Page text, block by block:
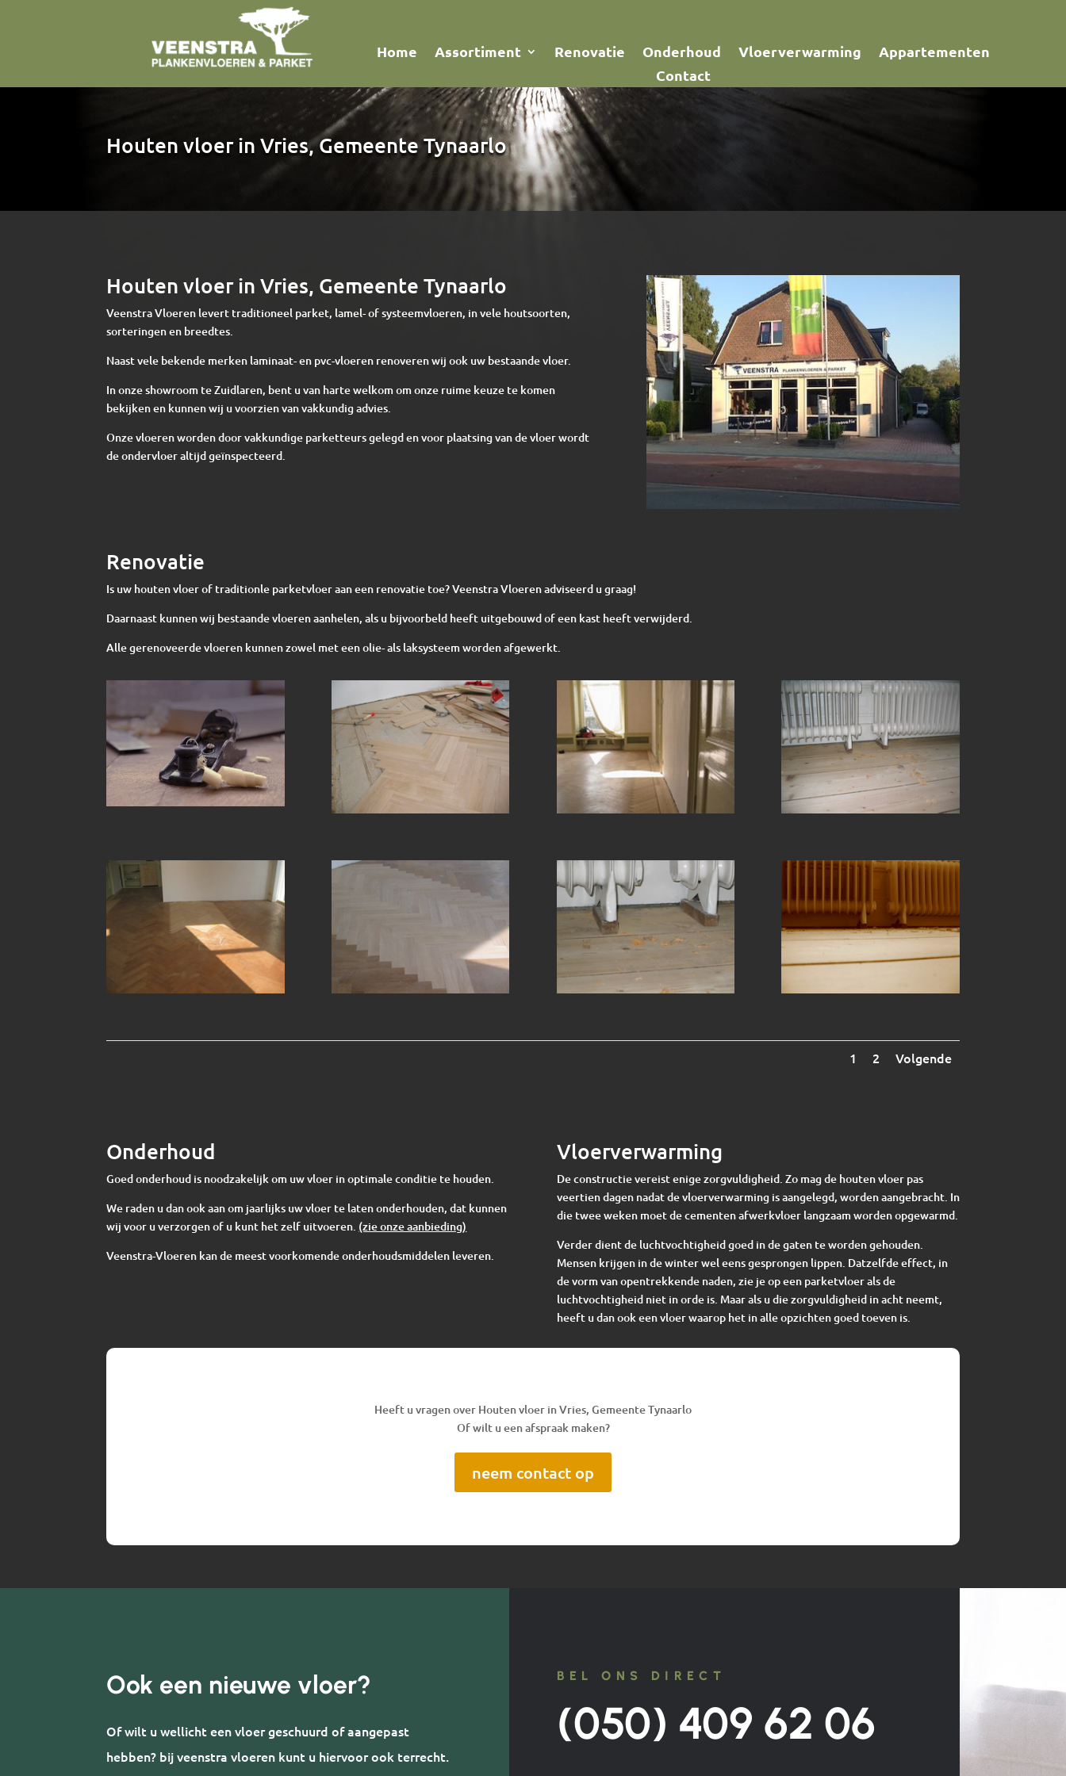
Home Assortiment Renovatie Onderhoud Vloerverwarming
Appartementen
Contact
Houten vloer in Vries, Gemeente Tynaarlo
Houten vloer in Vries, Gemeente Tynaarlo
Veenstra Vloeren levert traditioneel parket, lamel- of systeemvloeren, in vele houtsoorten,
sorteringen en breedtes.
Naast vele bekende merken laminaat- en pvc-vloeren renoveren wij ook uw bestaande vloer.
In onze showroom te Zuidlaren, bent u van harte welkom om onze ruime keuze te komen
bekijken en kunnen wij u voorzien van vakkundig advies.
Onze vloeren worden door vakkundige parketteurs gelegd en voor plaatsing van de vloer wordt
de ondervloer altijd geïnspecteerd.
Renovatie
Is uw houten vloer of traditionle parketvloer aan een renovatie toe? Veenstra Vloeren adviseerd u graag!
Daarnaast kunnen wij bestaande vloeren aanhelen, als u bijvoorbeld heeft uitgebouwd of een kast heeft verwijderd.
Alle gerenoveerde vloeren kunnen zowel met een olie- als laksysteem worden afgewerkt.
1 2 Volgende
Onderhoud
Goed onderhoud is noodzakelijk om uw vloer in optimale conditie te houden.
We raden u dan ook aan om jaarlijks uw vloer te laten onderhouden, dat kunnen
wij voor u verzorgen of u kunt het zelf uitvoeren. (zie onze aanbieding)
Veenstra-Vloeren kan de meest voorkomende onderhoudsmiddelen leveren.
Vloerverwarming
De constructie vereist enige zorgvuldigheid. Zo mag de houten vloer pas
veertien dagen nadat de vloerverwarming is aangelegd, worden aangebracht. In
die twee weken moet de cementen afwerkvloer langzaam worden opgewarmd.
Verder dient de luchtvochtigheid goed in de gaten te worden gehouden.
Mensen krijgen in de winter wel eens gesprongen lippen. Datzelfde effect, in
de vorm van opentrekkende naden, zie je op een parketvloer als de
luchtvochtigheid niet in orde is. Maar als u die zorgvuldigheid in acht neemt,
heeft u dan ook een vloer waarop het in alle opzichten goed toeven is.
Heeft u vragen over Houten vloer in Vries, Gemeente Tynaarlo
Of wilt u een afspraak maken?
neem contact op
Ook een nieuwe vloer?
Of wilt u wellicht een vloer geschuurd of aangepast
hebben? bij veenstra vloeren kunt u hiervoor ook terrecht.
BEL ONS DIRECT
(050) 409 62 06